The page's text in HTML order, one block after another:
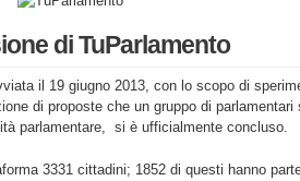
di TuParlamento
il 19 giugno 2013, con lo scopo di
di proposte che un gruppo di parlamentari
parlamentare, si è ufficialmente concluso.
3331 cittadini; 1852 di questi hanno